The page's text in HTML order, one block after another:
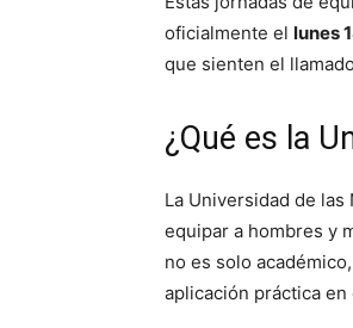
oficialmente el lunes
que sienten el
¿Qué es la
La Universidad de las
equipar a hombres y
no es solo
aplicación práctica en